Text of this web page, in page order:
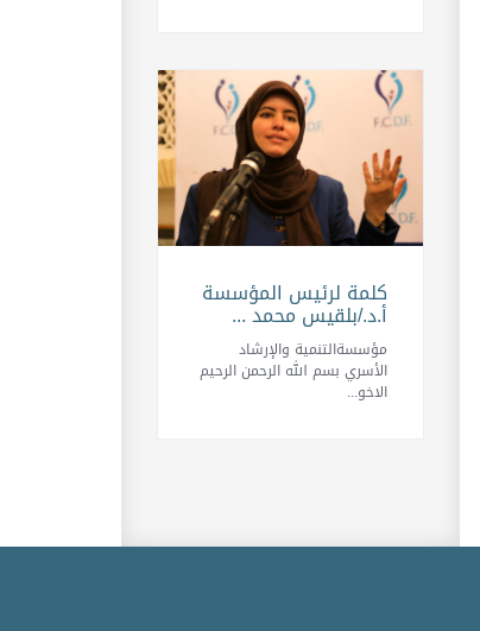
كلمة لرئيس المؤسسة
أ.د./بلقيس محمد ...
مؤسسةالتنمية والإرشاد
الأسري بسم الله الرحمن الرحيم
الاخو...